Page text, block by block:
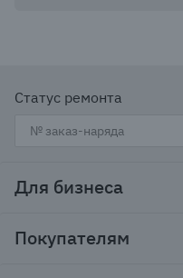
Статус ремонта
Для бизнеса
Тендеры и гос закупки
Покупателям